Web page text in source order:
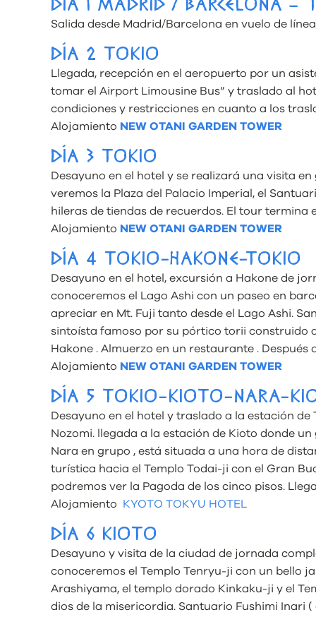
DÍA 1 MADRID / BARCELONA –
Salida desde Madrid/Barcelona en vuelo de
DÍA 2 TOKIO
Llegada, recepción en el aeropuerto por un
tomar el Airport Limousine Bus” y traslado al
condiciones y restricciones en cuanto a los
Alojamiento NEW OTANI GARDEN TOWER
DÍA 3 TOKIO
Desayuno en el hotel y se realizará una visita
veremos la Plaza del Palacio Imperial, el
hileras de tiendas de recuerdos. El tour termina
Alojamiento NEW OTANI GARDEN TOWER
DÍA 4 TOKIO-HAKONE-TOKIO
Desayuno en el hotel, excursión a Hakone de
conoceremos el Lago Ashi con un paseo en
apreciar en Mt. Fuji tanto desde el Lago Ashi.
sintoísta famoso por su pórtico torii construido
Hakone . Almuerzo en un restaurante . Después
Alojamiento NEW OTANI GARDEN TOWER
DÍA 5 TOKIO-KIOTO-NARA-
Desayuno en el hotel y traslado a la estación
Nozomi. llegada a la estación de Kioto donde
Nara en grupo , está situada a una hora de
turística hacia el Templo Todai-ji con el Gran
podremos ver la Pagoda de los cinco pisos.
Alojamiento KYOTO TOKYU HOTEL
DÍA 6 KIOTO
Desayuno y visita de la ciudad de jornada
conoceremos el Templo Tenryu-ji con un bello
Arashiyama, el templo dorado Kinkaku-ji y el
dios de la misericordia. Santuario Fushimi Inari